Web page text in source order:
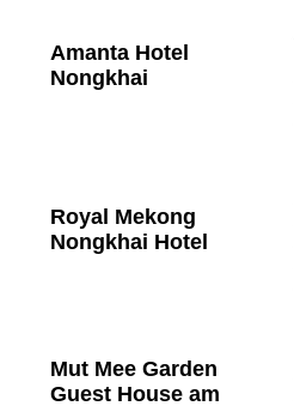
Amanta Hotel
Nongkhai
Royal Mekong
Nongkhai Hotel
Mut Mee Garden
Guest House am